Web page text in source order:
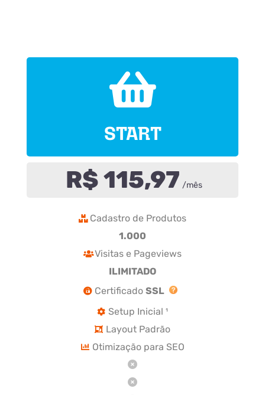
START
R$ 115,97 /mês
Cadastro de Produtos
1.000
Visitas e Pageviews
ILIMITADO
Certificado SSL
Setup Inicial ¹
Layout Padrão
Otimização para SEO